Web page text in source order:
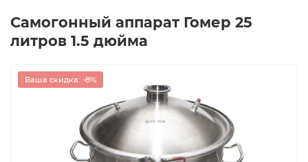
Самогонный аппарат Гомер 25
литров 1.5 дюйма
Ваша скидка: -8%